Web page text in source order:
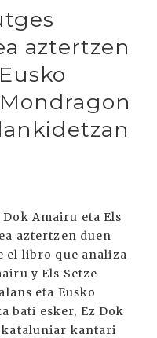
aztertzen
Amairu eta Els
aztertzen duen
el libro que analiza
y Els Setze
eta Eusko
bati esker, Ez Dok
kataluniar kantari